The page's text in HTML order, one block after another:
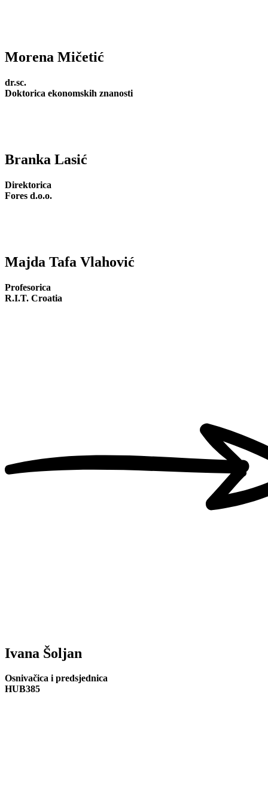
Morena Mičetić
dr.sc.
Doktorica ekonomskih znanosti
Branka Lasić
Direktorica
Fores d.o.o.
Majda Tafa Vlahović
Profesorica
R.I.T. Croatia
Ivana Šoljan
Osnivačica i predsjednica
HUB385